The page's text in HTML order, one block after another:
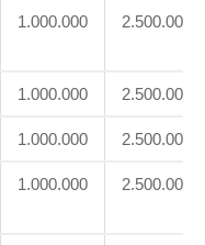
1.000.000 2.500.000
1.000.000 2.500.000
1.000.000 2.500.000
1.000.000 2.500.000